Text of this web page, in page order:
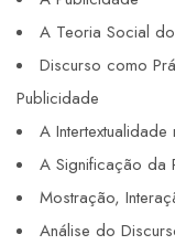
A Teoria Social
Discurso como
Publicidade
A
A Significação da
Mostração,
Análise do